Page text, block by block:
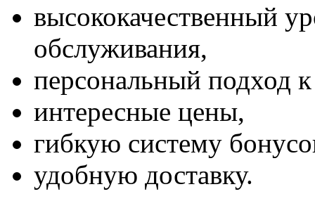
высококачественный
обслуживания,
персональный подход
интересные цены,
гибкую систему
удобную доставку.